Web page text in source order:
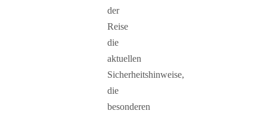
der
Reise
die
aktuellen
Sicherheitshinweise,
die
besonderen